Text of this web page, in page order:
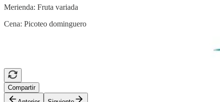
Merienda: Fruta variada
Cena: Picoteo dominguero
Compartir